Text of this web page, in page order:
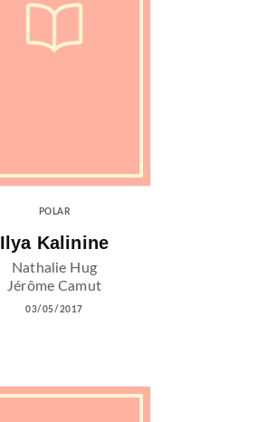
POLAR
Ilya Kalinine
Nathalie Hug
Jérôme Camut
03/05/2017